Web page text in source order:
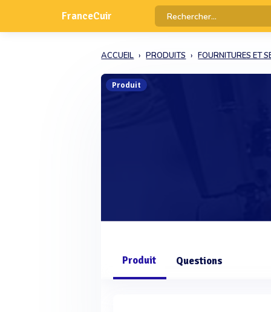
FranceCuir
ACCUEIL PRODUITS FOURNITURES ET
Produit
Produit Questions